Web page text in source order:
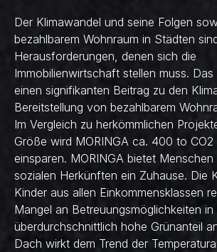
Der Klimawandel und seine Folgen
bezahlbarem Wohnraum in Städten
Herausforderungen, denen sich die
Immobilienwirtschaft stellen muss.
einen signifikanten Beitrag zu den
Bereitstellung von bezahlbarem
Im Vergleich zu herkömmlichen
Größe wird MORINGA ca. 400 to CO2
einsparen. MORINGA bietet
sozialen Herkünften ein Zuhause. Die
Kinder aus allen Einkommensklassen
Mangel an Betreuungsmöglichkeiten
überdurchschnittlich hohe Grünanteil
Dach wirkt dem Trend der